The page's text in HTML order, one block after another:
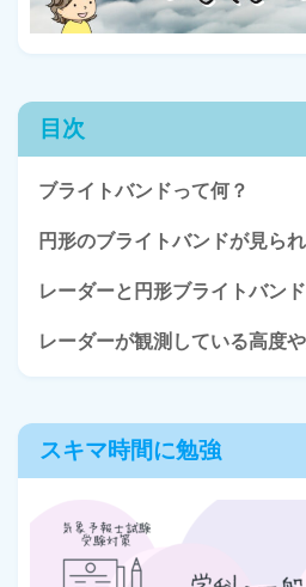
目次
ブライトバンドって何？
円形のブライトバンドが見ら
レーダーと円形ブライトバン
レーダーが観測している高度
スキマ時間に勉強